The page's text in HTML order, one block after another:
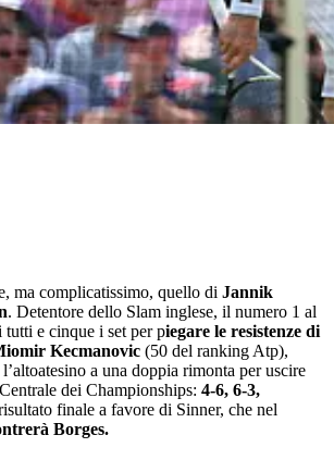
ma complicatissimo, quello di Jannik
. Detentore dello Slam inglese, il numero 1 al
e cinque i set per piegare le resistenze di
Kecmanovic (50 del ranking Atp),
a una doppia rimonta per uscire
dei Championships: 4-6, 6-3,
finale a favore di Sinner, che nel
Borges.